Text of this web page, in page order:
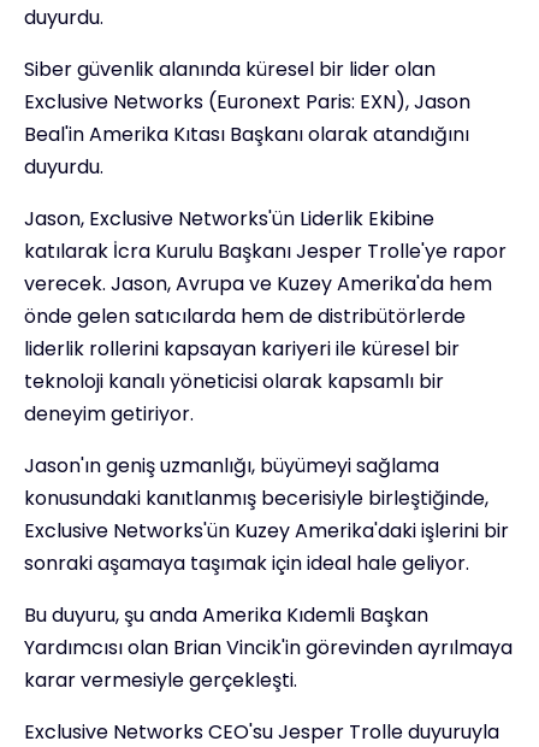
duyurdu.
Siber güvenlik alanında küresel bir lider olan
Exclusive Networks (Euronext Paris: EXN), Jason
Beal'in Amerika Kıtası Başkanı olarak atandığını
duyurdu.
Jason, Exclusive Networks'ün Liderlik Ekibine
katılarak İcra Kurulu Başkanı Jesper Trolle'ye rapor
verecek. Jason, Avrupa ve Kuzey Amerika'da hem
önde gelen satıcılarda hem de distribütörlerde
liderlik rollerini kapsayan kariyeri ile küresel bir
teknoloji kanalı yöneticisi olarak kapsamlı bir
deneyim getiriyor.
Jason'ın geniş uzmanlığı, büyümeyi sağlama
konusundaki kanıtlanmış becerisiyle birleştiğinde,
Exclusive Networks'ün Kuzey Amerika'daki işlerini bir
sonraki aşamaya taşımak için ideal hale geliyor.
Bu duyuru, şu anda Amerika Kıdemli Başkan
Yardımcısı olan Brian Vincik'in görevinden ayrılmaya
karar vermesiyle gerçekleşti.
Exclusive Networks CEO'su Jesper Trolle duyuruyla